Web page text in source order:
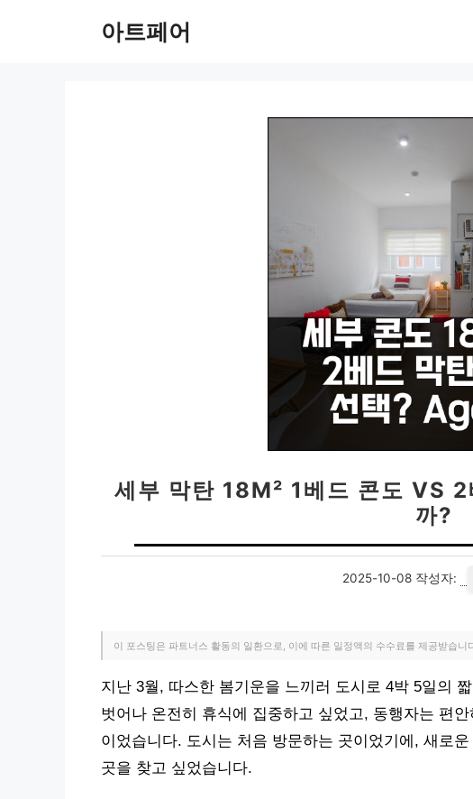
아트페어
세부 막탄 18M² 1베드 콘도 VS
까?
2025-10-08 작성자:
이 포스팅은 파트너스 활동의 일환으로, 이에 따른 일정액의 수수료를 제공받습니
지난 3월, 따스한 봄기운을 느끼러 도시로 4박 5일의
벗어나 온전히 휴식에 집중하고 싶었고, 동행자는 편
이었습니다. 도시는 처음 방문하는 곳이었기에, 새로
곳을 찾고 싶었습니다.